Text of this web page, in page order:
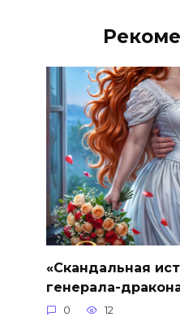
«Скандальная
генерала-
0 12